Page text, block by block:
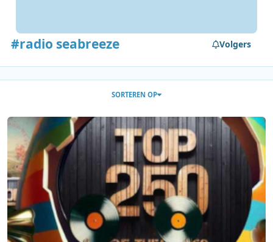
#radio seabreeze Volgers
SORTEREN OP
Klassiekers herleven: Radio Seabreeze zendt Top 250 van de